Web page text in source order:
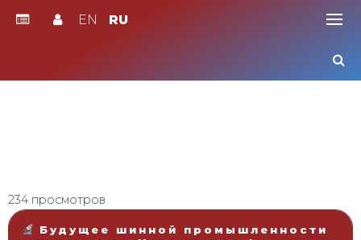
EN RU
234 просмотров
Будущее шинной промышленности